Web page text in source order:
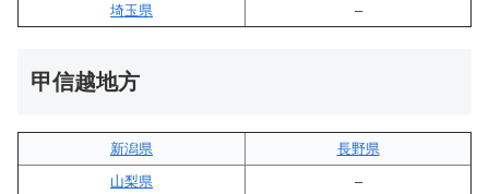
埼玉県
–
甲信越地方
新潟県
長野県
山梨県
–